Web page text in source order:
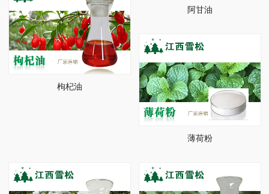
枸杞油
阿甘油
薄荷粉